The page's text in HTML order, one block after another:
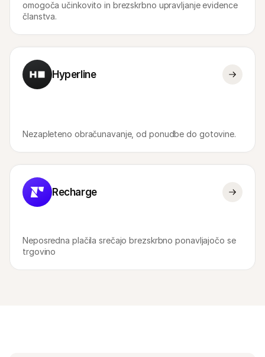
omogoča učinkovito in brezskrbno upravljanje evidence
članstva.
Hyperline
Nezapleteno obračunavanje, od ponudbe do gotovine.
Recharge
Neposredna plačila srečajo brezskrbno ponavljajočo se
trgovino